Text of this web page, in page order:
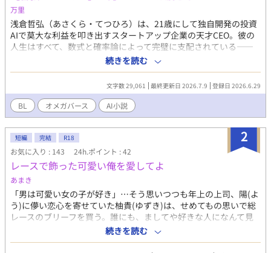
万里
浅倉哲弘（あさくら・てつひろ）は、21歳にして独自開発の投資
AIで莫大な利益を叩き出すスタートアップ企業の天才CEO。彼の
人生はすべて、数式と確率論によって完璧に支配されている――
はずだった。 ある春の日、大学のキャンパスで一人の美しいオメ
ガ、蓮見絢（はすみ・じゅん）と衝突したことで、哲弘の完璧な
脳内CPUはフリーズする。それは、現代の生物学において数億分
の一の確率で発生するという『運命の番』だった。 白百合の匂い
を纏い、首元に古い抑制カラーを巻いた絢には、ある「暗い過
去」があり……？ 実家の母を取り巻く騒がしい大人たちを巻き込
みながら、若き天才アルファが人生最大の『投資（初恋）』にす
べてを賭けて挑む、甘くてカオスなオメガバース・スピンオフ！
【登場人物紹介】 ■ 主要人物 浅倉 哲弘（あさくら てつひろ）／
21歳・α（アルファ） 大学に通いながら、自興したIT企業のCEO
を務める若き天才投資家。経済学とリーガルマインドで生きる冷
徹な合理主義者……だったが、絢に出会ってからは一途で狂気的
な独占欲を発揮する。中学のバース検査でアルファと判明して以
降、ぐんぐんと背が伸び、今では大男二人（御堂・鮫島）と並ぶ
体躯を持つ。 蓮見 絢（はすみ じゅん）／ 21歳・Ω（オメガ） 美
術系の専門書やスケッチブックを抱える、息を呑むような超美
形。哲弘の母（馨）の面影をどこか彷彿とさせるキリッとした涼
続きを読む
文字数 29,061 最終更新日 2026.7.9 登録日 2026.6.29
BL オメガバース AI小説
2
短編 完結 R18
お気に入り : 143 24h.ポイント : 42
レースで飾った可愛い俺を愛してよ
あまき
「男は可愛い女の子が好き」…そう思いつつも年上の上司、陽(よ
う)に儚い恋心を寄せていた柚貴(ゆずき)は、せめてもの思いで総
レースのブリーフを買う。誰にも、ましてや好きな人になんて見
せる予定もなかった総レースパンツを、出張先のホテルで陽に見
られてしまって―… 実は受けが好きな攻めと、攻めに好かれてい
続きを読む